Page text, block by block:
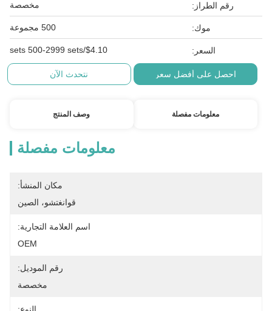
رقم الطراز: مخصصة
موك: 500 مجموعة
السعر: $4.10/sets 500-2999 sets
احصل على أفضل سعر نتحدث الآن
معلومات مفصلة وصف المنتج
معلومات مفصلة
مكان المنشأ:
قوانغتشو، الصين
اسم العلامة التجارية:
OEM
رقم الموديل:
مخصصة